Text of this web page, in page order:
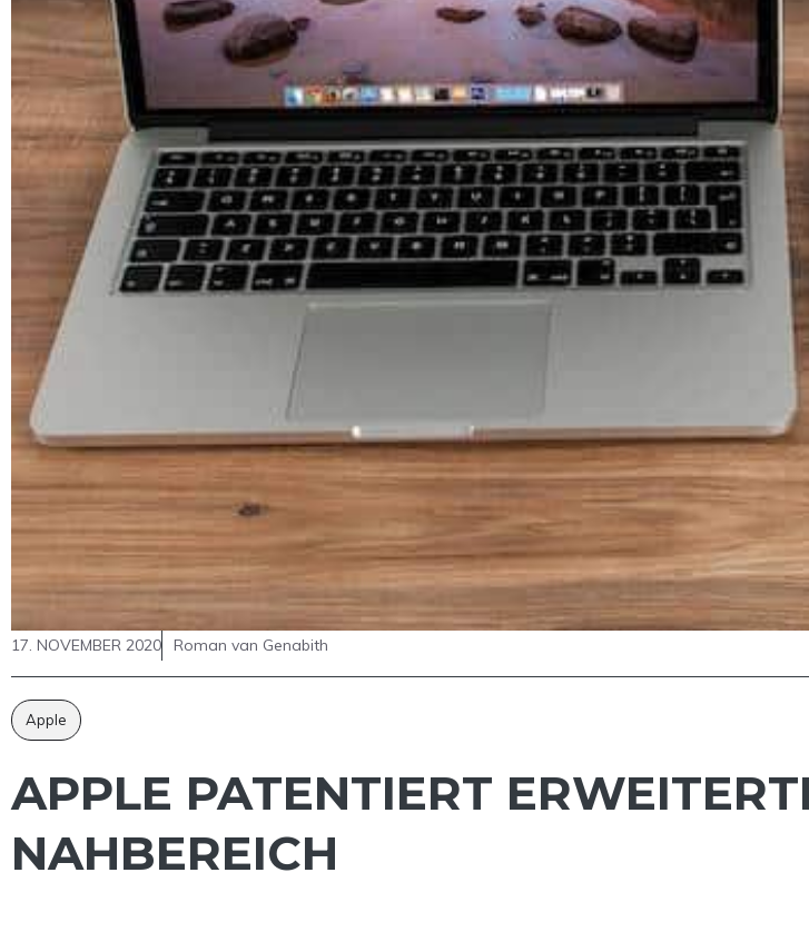
17. NOVEMBER 2020 Roman van Genabith
Apple
APPLE PATENTIERT
NAHBEREICH